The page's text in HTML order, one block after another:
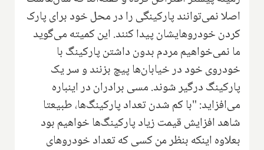
اصلا نمی‌توانند پارکینگی را در محل خود برای پارک
کردن خودروهایشان پیدا کنند. این کمیته می‌گوید
ما نمی‌خواهیم مردم بدون داشتن پارکینگ با
خودروی خود در خیابان‌ها پیچ بزنند و سر یک
پارکینگ درگیر شوند. مسی برادران در اینباره
می‌افزاید: "با کم شدن تعداد پارکینگ‌ها، طبیعتا
شاهد افزایش قیمت زیاد پارکینگ‌ها خواهیم بود
بعلاوه اینکه بنظر من کسی که تعداد خودروهای